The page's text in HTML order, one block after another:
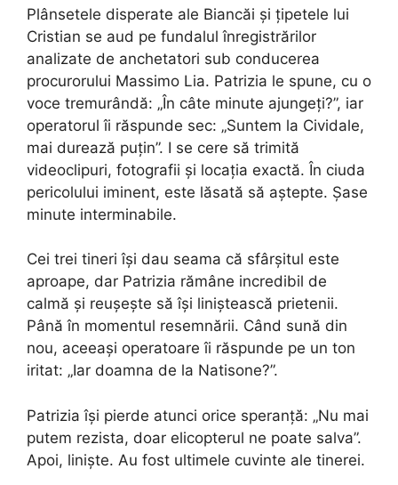
Plânsetele disperate ale Biancăi și țipetele lui
Cristian se aud pe fundalul înregistrărilor
analizate de anchetatori sub conducerea
procurorului Massimo Lia. Patrizia le spune, cu o
voce tremurândă: „În câte minute ajungeți?”, iar
operatorul îi răspunde sec: „Suntem la Cividale,
mai durează puțin”. I se cere să trimită
videoclipuri, fotografii și locația exactă. În ciuda
pericolului iminent, este lăsată să aștepte. Șase
minute interminabile.
Cei trei tineri își dau seama că sfârșitul este
aproape, dar Patrizia rămâne incredibil de
calmă și reușește să își liniștească prietenii.
Până în momentul resemnării. Când sună din
nou, aceeași operatoare îi răspunde pe un ton
iritat: „Iar doamna de la Natisone?”.
Patrizia își pierde atunci orice speranță: „Nu mai
putem rezista, doar elicopterul ne poate salva”.
Apoi, liniște. Au fost ultimele cuvinte ale tinerei.